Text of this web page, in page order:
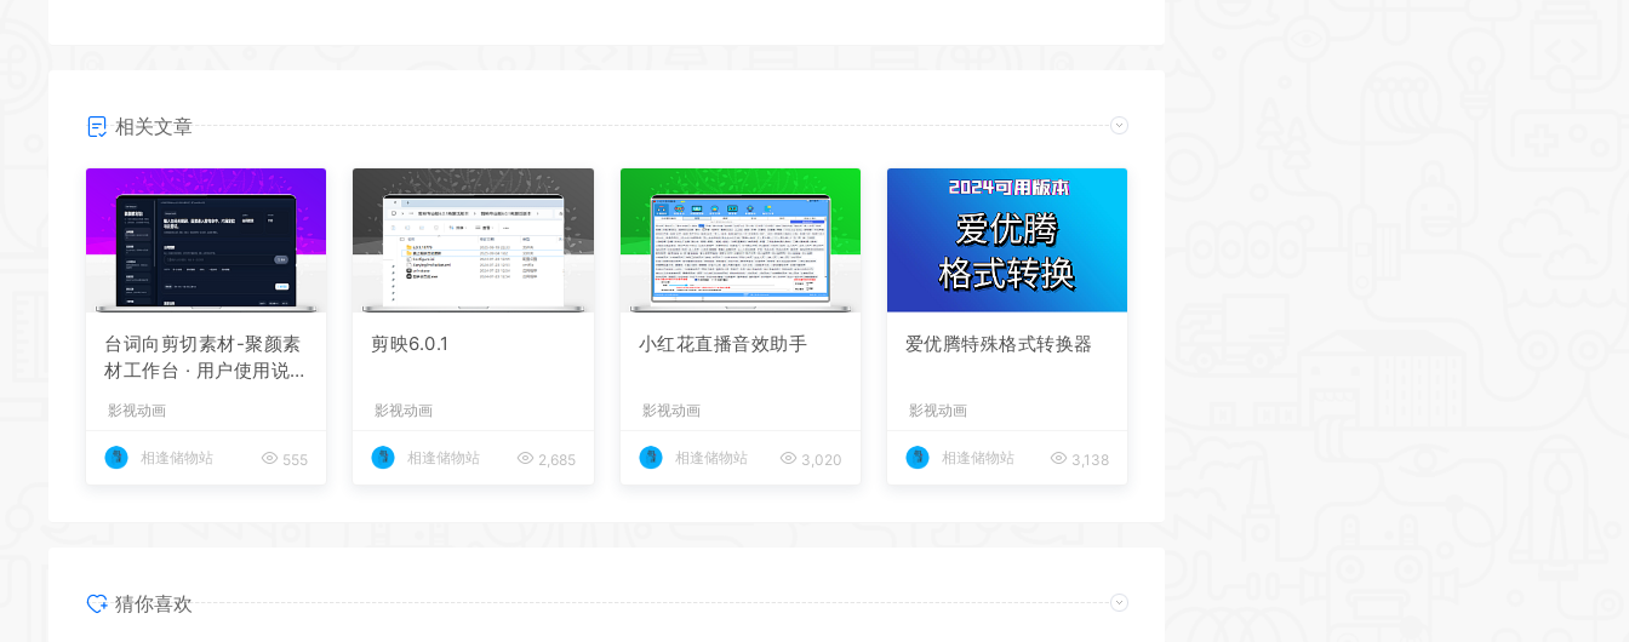
相关文章
台词向剪切素材-聚颜素
材工作台 · 用户使用说
影视动画
相逢储物站 555
剪映6.0.1
影视动画
相逢储物站 2,685
小红花直播音效助手
影视动画
相逢储物站 3,020
爱优腾特殊格式转换器
影视动画
相逢储物站 3,138
猜你喜欢